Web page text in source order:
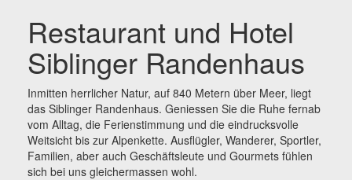
Restaurant und Hotel
Siblinger Randenhaus
Inmitten herrlicher Natur, auf 840 Metern über Meer, liegt
das Siblinger Randenhaus. Geniessen Sie die Ruhe fernab
vom Alltag, die Ferienstimmung und die eindrucksvolle
Weitsicht bis zur Alpenkette. Ausflügler, Wanderer, Sportler,
Familien, aber auch Geschäftsleute und Gourmets fühlen
sich bei uns gleichermassen wohl.